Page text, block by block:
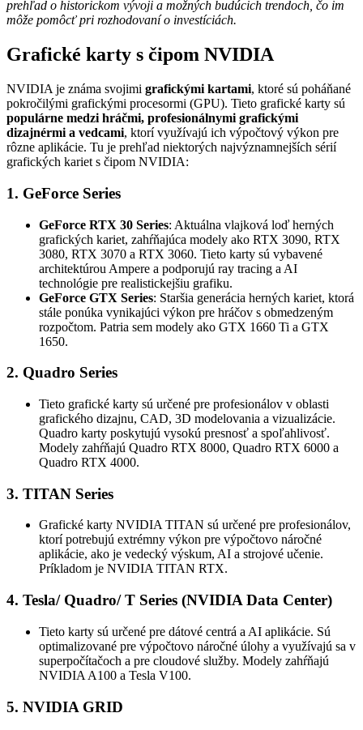
prehľad o historickom vývoji a možných budúcich trendoch, čo im
môže pomôcť pri rozhodovaní o investíciách.
Grafické karty s čipom NVIDIA
NVIDIA je známa svojimi grafickými kartami, ktoré sú poháňané
pokročilými grafickými procesormi (GPU). Tieto grafické karty sú
populárne medzi hráčmi, profesionálnymi grafickými
dizajnérmi a vedcami, ktorí využívajú ich výpočtový výkon pre
rôzne aplikácie. Tu je prehľad niektorých najvýznamnejších sérií
grafických kariet s čipom NVIDIA:
1. GeForce Series
GeForce RTX 30 Series: Aktuálna vlajková loď herných
grafických kariet, zahŕňajúca modely ako RTX 3090, RTX
3080, RTX 3070 a RTX 3060. Tieto karty sú vybavené
architektúrou Ampere a podporujú ray tracing a AI
technológie pre realistickejšiu grafiku.
GeForce GTX Series: Staršia generácia herných kariet, ktorá
stále ponúka vynikajúci výkon pre hráčov s obmedzeným
rozpočtom. Patria sem modely ako GTX 1660 Ti a GTX
1650.
2. Quadro Series
Tieto grafické karty sú určené pre profesionálov v oblasti
grafického dizajnu, CAD, 3D modelovania a vizualizácie.
Quadro karty poskytujú vysokú presnosť a spoľahlivosť.
Modely zahŕňajú Quadro RTX 8000, Quadro RTX 6000 a
Quadro RTX 4000.
3. TITAN Series
Grafické karty NVIDIA TITAN sú určené pre profesionálov,
ktorí potrebujú extrémny výkon pre výpočtovo náročné
aplikácie, ako je vedecký výskum, AI a strojové učenie.
Príkladom je NVIDIA TITAN RTX.
4. Tesla/ Quadro/ T Series (NVIDIA Data Center)
Tieto karty sú určené pre dátové centrá a AI aplikácie. Sú
optimalizované pre výpočtovo náročné úlohy a využívajú sa v
superpočítačoch a pre cloudové služby. Modely zahŕňajú
NVIDIA A100 a Tesla V100.
5. NVIDIA GRID